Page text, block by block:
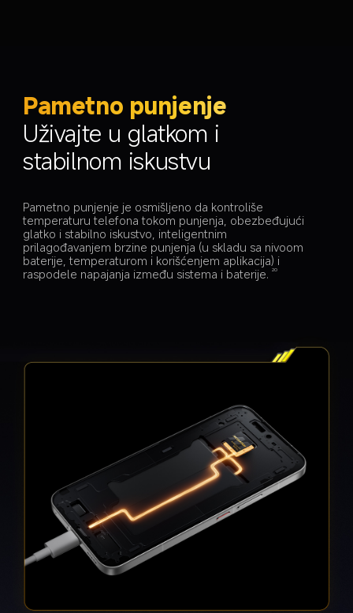
Pametno punjenje
Uživajte u glatkom i
stabilnom iskustvu
Pametno punjenje je osmišljeno da kontroliše
temperaturu telefona tokom punjenja, obezbeđujući
glatko i stabilno iskustvo, inteligentnim
prilagođavanjem brzine punjenja (u skladu sa nivoom
baterije, temperaturom i korišćenjem aplikacija) i
raspodele napajanja između sistema i baterije.
20